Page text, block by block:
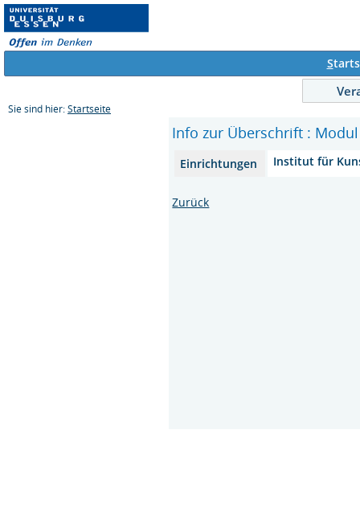
S
Sie sind hier: Startseite
Info zur Überschrift :
Einrichtungen Institut für
Zurück